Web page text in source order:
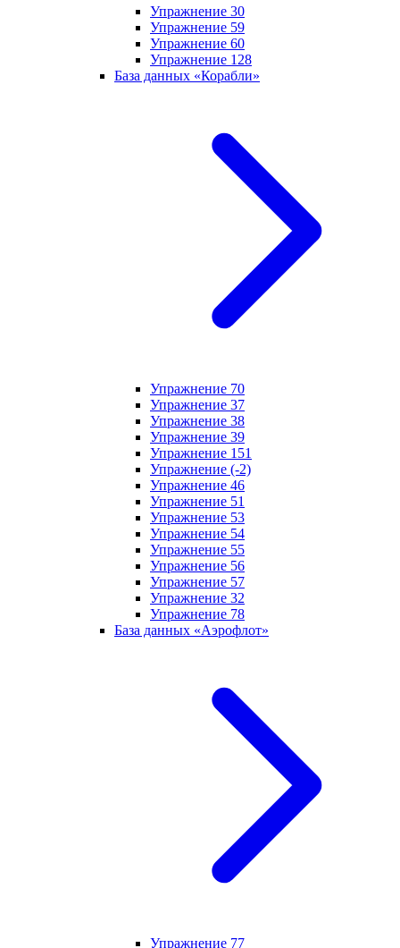
Упражнение 30
Упражнение 59
Упражнение 60
Упражнение 128
База данных «Корабли»
Упражнение 70
Упражнение 37
Упражнение 38
Упражнение 39
Упражнение 151
Упражнение (-2)
Упражнение 46
Упражнение 51
Упражнение 53
Упражнение 54
Упражнение 55
Упражнение 56
Упражнение 57
Упражнение 32
Упражнение 78
База данных «Аэрофлот»
Упражнение 77